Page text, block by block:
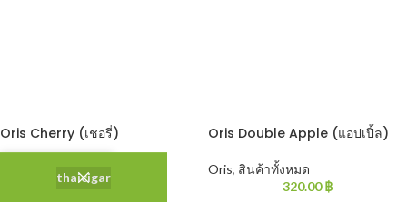
thaicigar
Oris Cherry (เชอรี่)
สินค้าทั้งหมด
320.00
Oris Double Apple (แอปเปิ้ล)
Oris, สินค้าทั้งหมด
320.00฿